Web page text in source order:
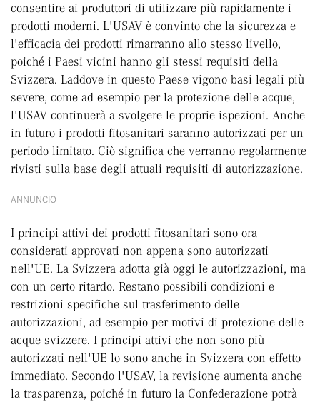
consentire ai produttori di utilizzare più rapidamente i
prodotti moderni. L'USAV è convinto che la sicurezza e
l'efficacia dei prodotti rimarranno allo stesso livello,
poiché i Paesi vicini hanno gli stessi requisiti della
Svizzera. Laddove in questo Paese vigono basi legali più
severe, come ad esempio per la protezione delle acque,
l'USAV continuerà a svolgere le proprie ispezioni. Anche
in futuro i prodotti fitosanitari saranno autorizzati per un
periodo limitato. Ciò significa che verranno regolarmente
rivisti sulla base degli attuali requisiti di autorizzazione.
ANNUNCIO
I principi attivi dei prodotti fitosanitari sono ora
considerati approvati non appena sono autorizzati
nell'UE. La Svizzera adotta già oggi le autorizzazioni, ma
con un certo ritardo. Restano possibili condizioni e
restrizioni specifiche sul trasferimento delle
autorizzazioni, ad esempio per motivi di protezione delle
acque svizzere. I principi attivi che non sono più
autorizzati nell'UE lo sono anche in Svizzera con effetto
immediato. Secondo l'USAV, la revisione aumenta anche
la trasparenza, poiché in futuro la Confederazione potrà